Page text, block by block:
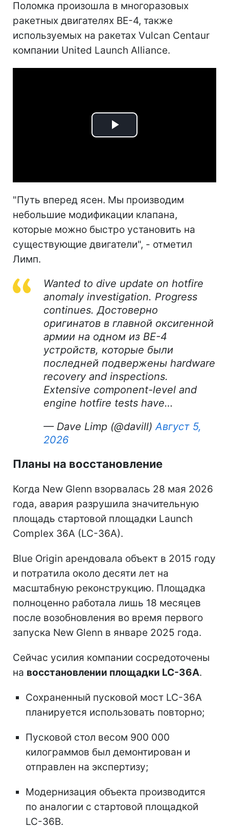
Поломка произошла в многоразовых
ракетных двигателях BE-4, также
используемых на ракетах Vulcan Centaur
компании United Launch Alliance.
Play
"Путь вперед ясен. Мы производим
небольшие модификации клапана,
которые можно быстро установить на
существующие двигатели", - отметил
Лимп.
Wanted to dive update on hotfire
anomaly investigation. Progress
continues. Достоверно
оригинатов в главной оксигенной
армии на одном из BE-4
устройств, которые были
последней подвержены hardware
recovery and inspections.
Extensive component-level and
engine hotfire tests have…
— Dave Limp (@davill) Август 5,
2026
Планы на восстановление
Когда New Glenn взорвалась 28 мая 2026
года, авария разрушила значительную
площадь стартовой площадки Launch
Complex 36A (LC-36A).
Blue Origin арендовала объект в 2015 году
и потратила около десяти лет на
масштабную реконструкцию. Площадка
полноценно работала лишь 18 месяцев
после возобновления во время первого
запуска New Glenn в январе 2025 года.
Сейчас усилия компании сосредоточены
на восстановлении площадки LC-36A.
Сохраненный пусковой мост LC-36A
планируется использовать повторно;
Пусковой стол весом 900 000
килограммов был демонтирован и
отправлен на экспертизу;
Модернизация объекта производится
по аналогии с стартовой площадкой
LC-36B.